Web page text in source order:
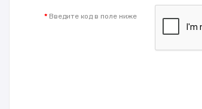
Введите код в поле ниже